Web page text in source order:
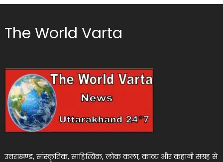
The World Varta
उत्तराखण्ड, सांस्कृतिक, साहित्यिक, लोक कला, काव्य और कहानी संग्रह से